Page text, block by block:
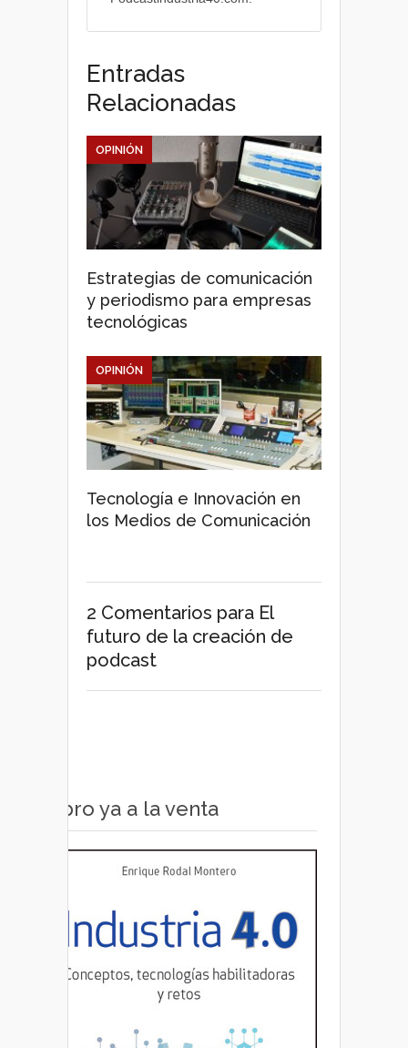
Entradas
Relacionadas
Estrategias de comunicación
y periodismo para empresas
tecnológicas
OPINIÓN
Tecnología e Innovación en
los Medios de Comunicación
OPINIÓN
2 Comentarios para El
futuro de la creación de
podcast
Libro ya a la venta